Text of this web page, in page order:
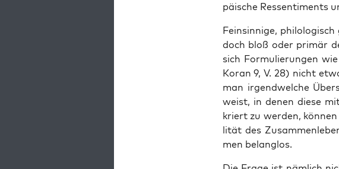
päi­sche Res­sen­ti­ments
Fein­sin­ni­ge,
doch bloß oder pri­mär
sich For­mu­lie­run­gen
Koran 9, V. 28) nicht
man irgend­wel­che
weist, in denen die­se
kriert zu wer­den,
li­tät des
men belanglos.